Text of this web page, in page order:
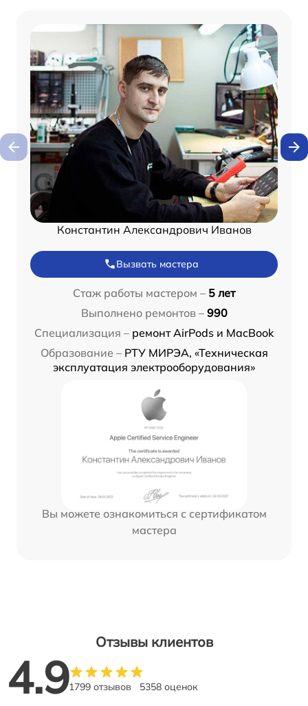
Константин Александрович Иванов
Вызвать мастера
Стаж работы мастером – 5 лет
Выполнено ремонтов – 990
Специализация – ремонт AirPods и MacBook
Образование – РТУ МИРЭА, «Техническая
эксплуатация электрооборудования»
Вы можете ознакомиться с сертификатом
мастера
Отзывы клиентов
4.91799 отзывов 5358 оценок